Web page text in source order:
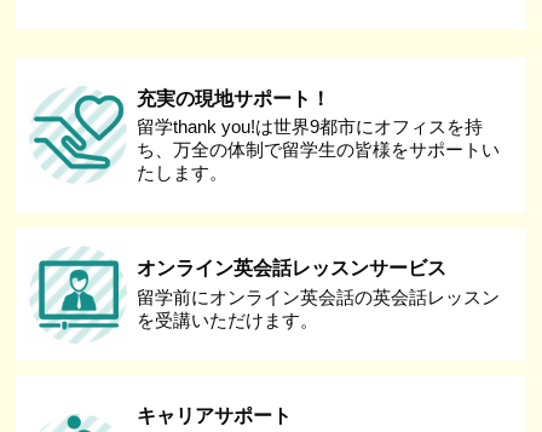
充実の現地サポート！
留学thank you!は世界9都市にオフィスを持
ち、万全の体制で留学生の皆様をサポートい
たします。
オンライン英会話レッスンサービス
留学前にオンライン英会話の英会話レッスン
を受講いただけます。
キャリアサポート